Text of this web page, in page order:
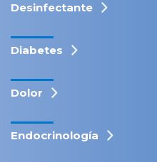
Desinfectante
Diabetes
Dolor
Endocrinología